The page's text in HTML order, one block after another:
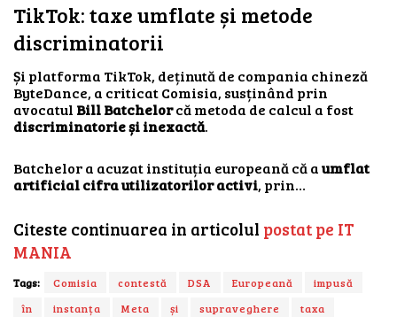
TikTok: taxe umflate și metode
discriminatorii
Și platforma TikTok, deținută de compania chineză
ByteDance, a criticat Comisia, susținând prin
avocatul Bill Batchelorcă metoda de calcul a fost
discriminatorie și inexactă.
Batchelor a acuzat instituția europeană că aumflat
artificial cifra utilizatorilor activi, prin…
Citeste continuarea in articolul postat pe IT
MANIA
Tags: Comisia contestă DSA Europeană
impusă
în
instanța Meta și supraveghere
taxa